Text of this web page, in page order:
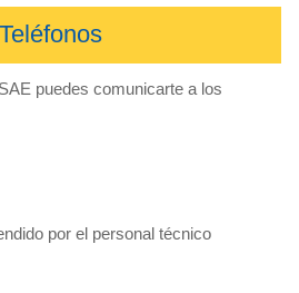
Teléfonos
puedes comunicarte a los
por el personal técnico